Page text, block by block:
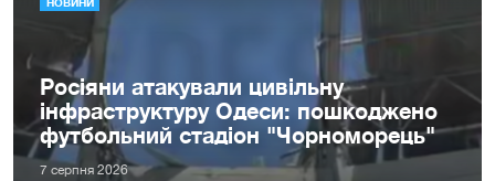
Росіяни атакували цивільну
інфраструктуру Одеси: пошкоджено
футбольний стадіон "Чорноморець"
7 серпня 2026